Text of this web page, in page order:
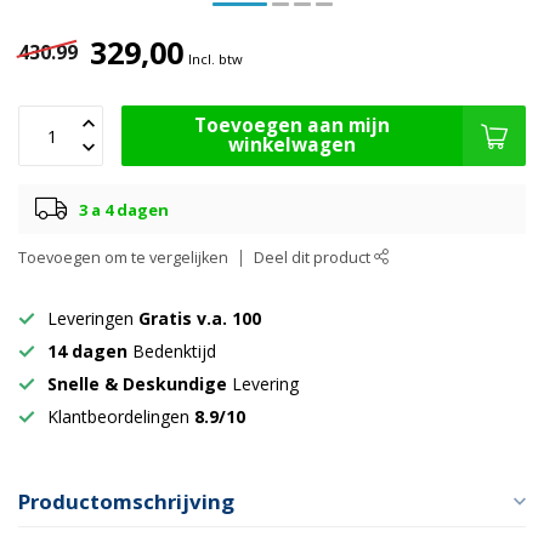
430.99 329,00 Incl. btw
Toevoegen aan mijn
winkelwagen
3 a 4 dagen
Toevoegen om te vergelijken Deel dit product
Leveringen Gratis v.a. 100
14 dagen Bedenktijd
Snelle & Deskundige Levering
Klantbeordelingen 8.9/10
Productomschrijving